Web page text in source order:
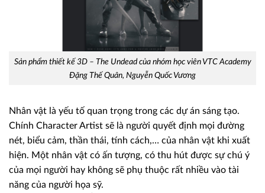
Sản phẩm thiết kế 3D – The Undead của nhóm học viên VTC Academy
Đặng Thế Quân, Nguyễn Quốc Vương
Nhân vật là yếu tố quan trọng trong các dự án sáng tạo.
Chính Character Artist sẽ là người quyết định mọi đường
nét, biểu cảm, thần thái, tính cách,… của nhân vật khi xuất
hiện. Một nhân vật có ấn tượng, có thu hút được sự chú ý
của mọi người hay không sẽ phụ thuộc rất nhiều vào tài
năng của người họa sỹ.